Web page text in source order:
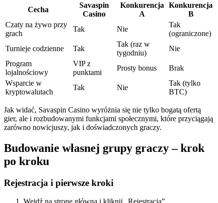
Cecha
Savaspin
Casino
Konkurencja
A
Konkurencja
B
Czaty na żywo przy
grach
Tak Nie
Tak
(ograniczone)
Turnieje codzienne
Tak
Tak (raz w
tygodniu)
Nie
Program
lojalnościowy
VIP z
punktami
Prosty bonus
Brak
Wsparcie w
kryptowalutach
Tak Nie
Tak (tylko
BTC)
Jak widać, Savaspin Casino wyróżnia się nie tylko bogatą ofertą
gier, ale i rozbudowanymi funkcjami społecznymi, które przyciągają
zarówno nowicjuszy, jak i doświadczonych graczy.
Budowanie własnej grupy graczy – krok
po kroku
Rejestracja i pierwsze kroki